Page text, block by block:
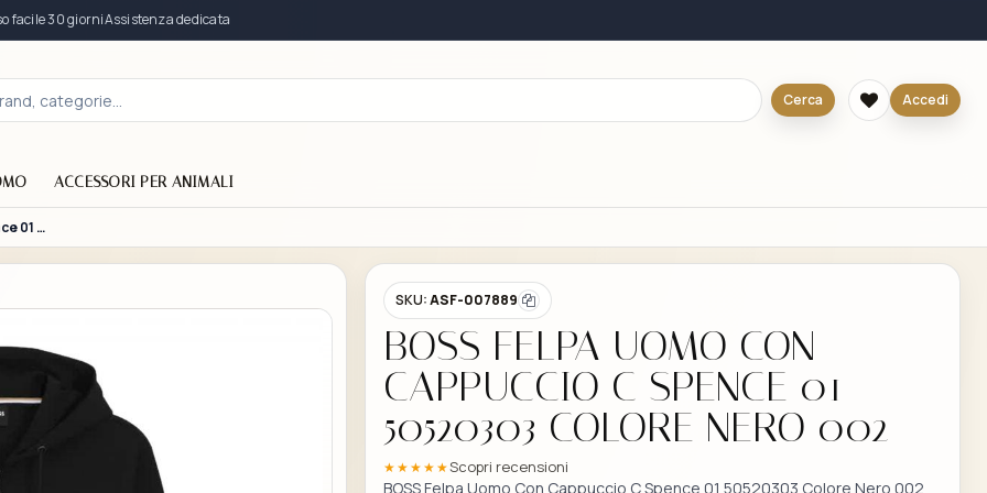
30 giorniAssistenza dedicata
Cerca Accedi
ACCESSORI PER ANIMALI
BOSS Felpa Uomo Con Cappuccio C Spence 01 50520303 Colore Nero 002
SKU:ASF-007889
BOSS FELPA UOMO CON
CAPPUCCIO C SPENCE 01
50520303 COLORE NERO 002
★★★★★Scopri recensioni
BOSS Felpa Uomo Con Cappuccio C Spence 01 50520303 Colore Nero 002